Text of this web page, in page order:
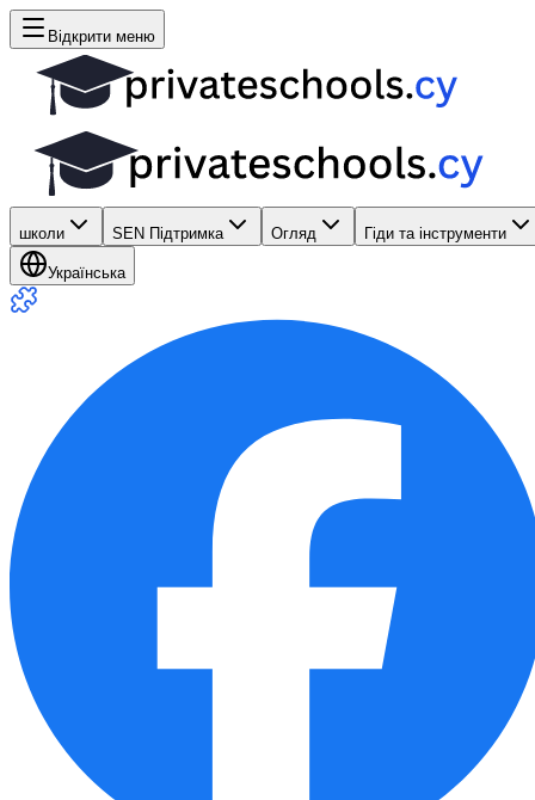
Відкрити меню
школи SEN Підтримка Огляд Гіди та інструменти
Українська